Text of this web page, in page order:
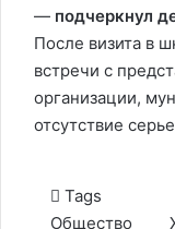
— подчеркнул
После визита в
встречи с
организации,
отсутствие
Tags
Общество